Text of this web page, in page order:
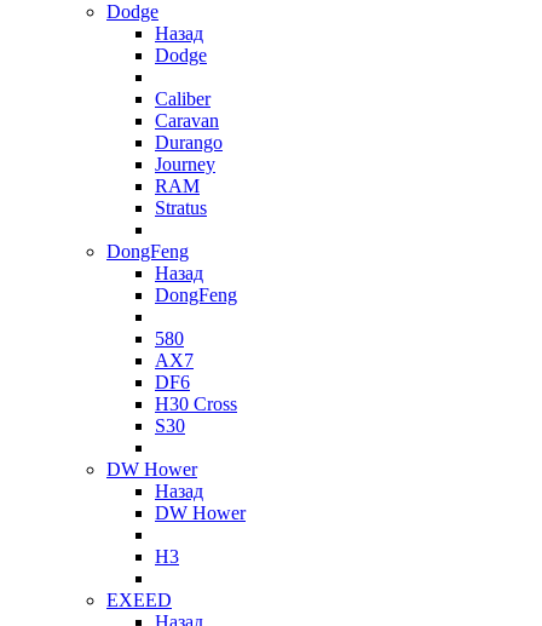
Dodge
Назад
Dodge
Caliber
Caravan
Durango
Journey
RAM
Stratus
DongFeng
Назад
DongFeng
580
AX7
DF6
H30 Cross
S30
DW Hower
Назад
DW Hower
H3
EXEED
Назад